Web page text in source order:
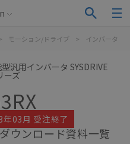
モーション/ドライブ > インバータ
汎用インバータ SYSDRIVE
ーズ
年03月 受注終了
ダウンロード資料一覧